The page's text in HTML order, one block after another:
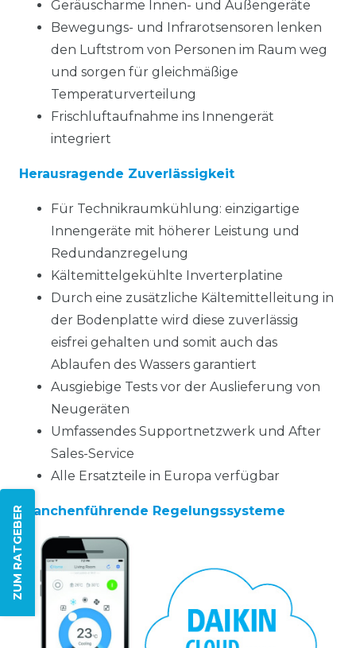
ZUM RATGEBER
Geräuscharme Innen- und Außengeräte
Bewegungs- und Infrarotsensoren lenken
den Luftstrom von Personen im Raum weg
und sorgen für gleichmäßige
Temperaturverteilung
Frischluftaufnahme ins Innengerät
integriert
Herausragende Zuverlässigkeit
Für Technikraumkühlung: einzigartige
Innengeräte mit höherer Leistung und
Redundanzregelung
Kältemittelgekühlte Inverterplatine
Durch eine zusätzliche Kältemittelleitung in
der Bodenplatte wird diese zuverlässig
eisfrei gehalten und somit auch das
Ablaufen des Wassers garantiert
Ausgiebige Tests vor der Auslieferung von
Neugeräten
Umfassendes Supportnetzwerk und After
Sales-Service
Alle Ersatzteile in Europa verfügbar
Branchenführende Regelungssysteme